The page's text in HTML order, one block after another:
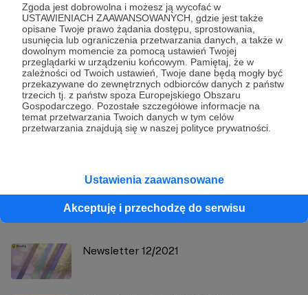
Zgoda jest dobrowolna i możesz ją wycofać w
USTAWIENIACH ZAAWANSOWANYCH, gdzie jest także
opisane Twoje prawo żądania dostępu, sprostowania,
usunięcia lub ograniczenia przetwarzania danych, a także w
dowolnym momencie za pomocą ustawień Twojej
przeglądarki w urządzeniu końcowym. Pamiętaj, że w
zależności od Twoich ustawień, Twoje dane będą mogły być
przekazywane do zewnętrznych odbiorców danych z państw
trzecich tj. z państw spoza Europejskiego Obszaru
Gospodarczego. Pozostałe szczegółowe informacje na
temat przetwarzania Twoich danych w tym celów
przetwarzania znajdują się w naszej polityce prywatności.
Ustawienia zaawansowane
Akceptuję i przechodzę do serwisu
Udostępnij
Filozofuj!
Zobacz również
Newsletter 12/2021